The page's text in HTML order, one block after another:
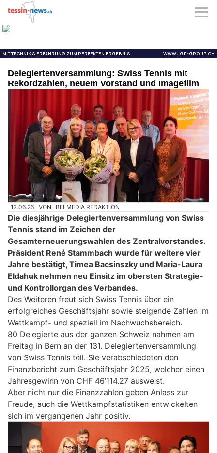
Delegiertenversammlung: Swiss Tennis mit
Rekordzahlen, neuem Vorstand und Imagefilm
12.06.26 VON BELMEDIA REDAKTION
Die diesjährige Delegiertenversammlung von Swiss
Tennis stand im Zeichen der
Gesamterneuerungswahlen des Zentralvorstandes.
Präsident René Stammbach wurde für weitere vier
Jahre bestätigt, Timea Bacsinszky und Maria-Laura
Eldahuk nehmen neu Einsitz im obersten Strategie-
und Kontrollorgan des Verbandes.
Des Weiteren freut sich Swiss Tennis über ein
erfolgreiches Geschäftsjahr sowie steigende Zahlen im
Wettkampf- und speziell im Nachwuchsbereich.
80 Delegierte aus der ganzen Schweiz nahmen am
Freitag in Bern an der 131. Delegiertenversammlung
von Swiss Tennis teil. Sie verabschiedeten den
Finanzbericht zum Geschäftsjahr 2025, welcher einen
Jahresgewinn von CHF 46’114.27 ausweist.
Aber nicht nur die Finanzzahlen geben Anlass zur
Freude, auch die Wettkampfstatistiken entwickelten
sich im vergangenen Jahr positiv.